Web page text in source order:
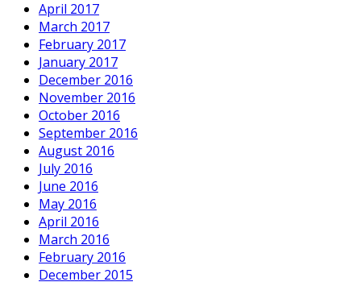
April 2017
March 2017
February 2017
January 2017
December 2016
November 2016
October 2016
September 2016
August 2016
July 2016
June 2016
May 2016
April 2016
March 2016
February 2016
December 2015